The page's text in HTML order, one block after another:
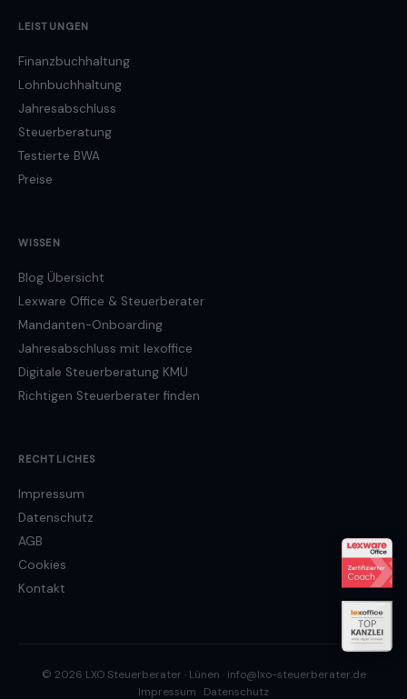
LEISTUNGEN
Finanzbuchhaltung
Lohnbuchhaltung
Jahresabschluss
Steuerberatung
Testierte BWA
Preise
WISSEN
Blog Übersicht
Lexware Office & Steuerberater
Mandanten-Onboarding
Jahresabschluss mit lexoffice
Digitale Steuerberatung KMU
Richtigen Steuerberater finden
RECHTLICHES
Impressum
Datenschutz
AGB
Cookies
Kontakt
© 2026 LXO Steuerberater · Lünen · info@lxo-steuerberater.de
Impressum · Datenschutz